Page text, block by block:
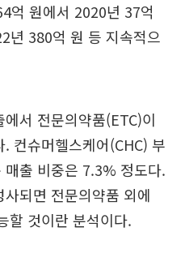
억 원에서 2020년 37억
년 380억 원 등 지속적으
서 전문의약품(ETC)이
컨슈머헬스케어(CHC) 부
출 비중은 7.3% 정도다.
되면 전문의약품 외에
할 것이란 분석이다.